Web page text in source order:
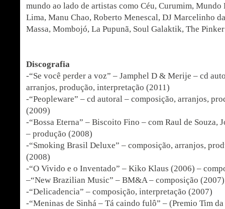
mundo ao lado de artistas como Céu, Curumim,
Lima, Manu Chao, Roberto Menescal, DJ Marcelinho
Massa, Mombojó, La Pupunã, Soul Galaktik, The
Discografia
-“Se você perder a voz” – Jamphel D & Merije – cd
arranjos, produção, interpretação (2011)
-“Peopleware” – cd autoral – composição, arranjos,
(2009)
-“Bossa Eterna” – Biscoito Fino – com Raul de Souza,
– produção (2008)
-“Smoking Brasil Deluxe” – composição, arranjos,
(2008)
-“O Vivido e o Inventado” – Kiko Klaus (2006) –
–“New Brazilian Music” – BM&A – composição (2007)
-“Delicadencia” – composição, interpretação (2007)
-“Meninas de Sinhá – Tá caindo fulô” – (Premio Tim